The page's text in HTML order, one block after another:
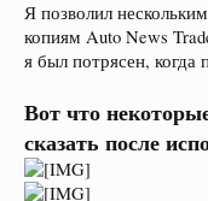
Я позволил
копиям Auto News
я был потрясен,
Вот что
сказать после